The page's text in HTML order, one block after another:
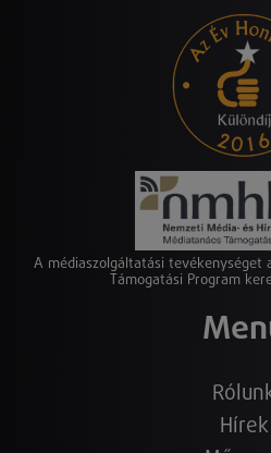
A médiaszolgáltatási tevékenységet
Támogatási Program
Hírek